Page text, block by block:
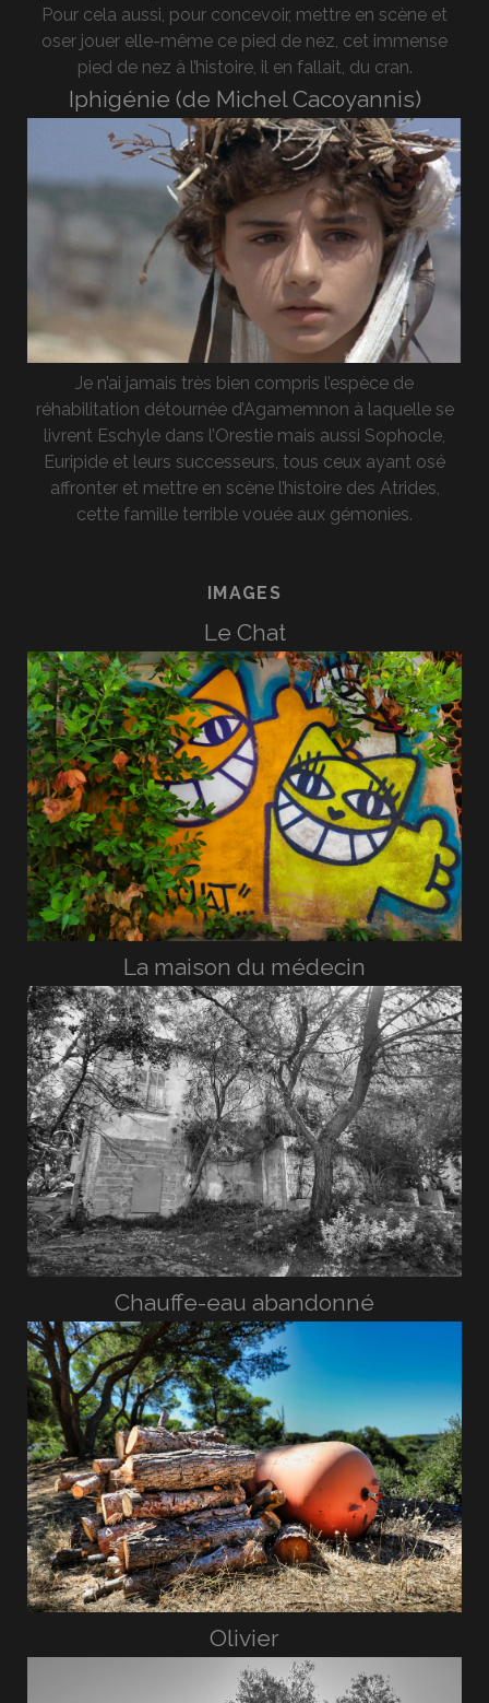
Pour cela aussi, pour concevoir, mettre en scène et
oser jouer elle-même ce pied de nez, cet immense
pied de nez à l’histoire, il en fallait, du cran.
Iphigénie (de Michel Cacoyannis)
Je n’ai jamais très bien compris l’espèce de
réhabilitation détournée d’Agamemnon à laquelle se
livrent Eschyle dans l’Orestie mais aussi Sophocle,
Euripide et leurs successeurs, tous ceux ayant osé
affronter et mettre en scène l’histoire des Atrides,
cette famille terrible vouée aux gémonies.
IMAGES
Le Chat
La maison du médecin
Chauffe-eau abandonné
Olivier